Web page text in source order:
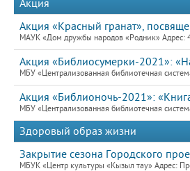
Акция
Акция «Красный гранат»,
МАУК «Дом дружбы народов «Родник»
Акция «Библиосумерки-2021»:
МБУ «Централизованная библиотечная
Акция «Библионочь-2021»:
МБУ «Централизованная библиотечная
Здоровый образ жизни
Закрытие сезона Городского
МБУК «Центр культуры «Кызыл тау» Адрес: